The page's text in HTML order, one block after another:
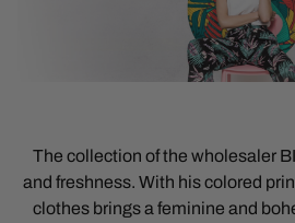
The collection of the wholesaler
and freshness. With his colored
clothes brings a feminine and